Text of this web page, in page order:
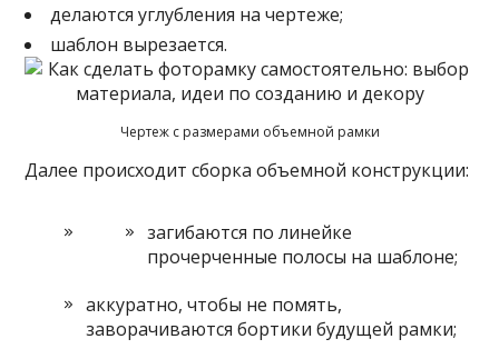
делаются углубления на чертеже;
шаблон вырезается.
Чертеж с размерами объемной рамки
Далее происходит сборка объемной конструкции:
загибаются по линейке
прочерченные полосы на шаблоне;
аккуратно, чтобы не помять,
заворачиваются бортики будущей рамки;